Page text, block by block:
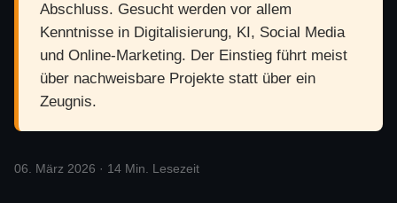
Abschluss. Gesucht werden vor allem
Kenntnisse in Digitalisierung, KI, Social Media
und Online-Marketing. Der Einstieg führt meist
über nachweisbare Projekte statt über ein
Zeugnis.
06. März 2026 · 14 Min. Lesezeit